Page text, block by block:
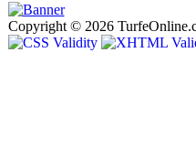
Copyright © 2026